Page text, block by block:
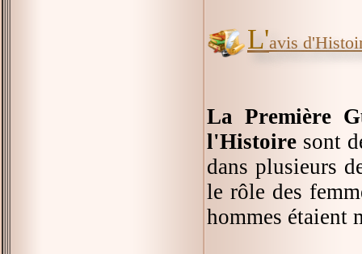
L'avis
La Première
l'Histoire sont
dans plusieurs
le rôle des
hommes étaient